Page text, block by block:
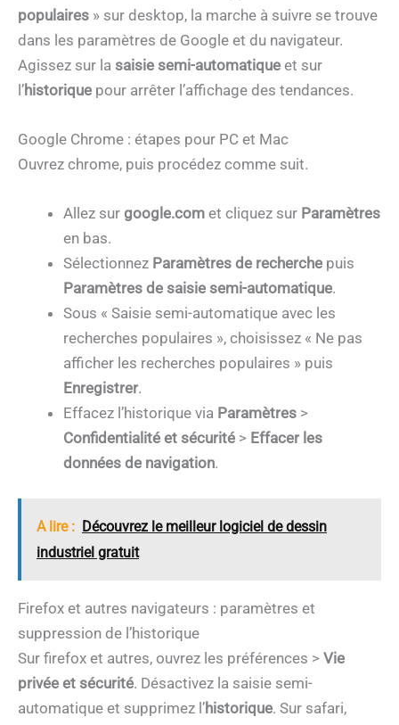
populaires » sur desktop, la marche à suivre se trouve
dans les paramètres de Google et du navigateur.
Agissez sur la saisie semi-automatique et sur
l’historique pour arrêter l’affichage des tendances.
Google Chrome : étapes pour PC et Mac
Ouvrez chrome, puis procédez comme suit.
Allez sur google.com et cliquez sur Paramètres
en bas.
Sélectionnez Paramètres de recherche puis
Paramètres de saisie semi-automatique.
Sous « Saisie semi-automatique avec les
recherches populaires », choisissez « Ne pas
afficher les recherches populaires » puis
Enregistrer.
Effacez l’historique via Paramètres >
Confidentialité et sécurité > Effacer les
données de navigation.
A lire : Découvrez le meilleur logiciel de dessin
industriel gratuit
Firefox et autres navigateurs : paramètres et
suppression de l’historique
Sur firefox et autres, ouvrez les préférences > Vie
privée et sécurité. Désactivez la saisie semi-
automatique et supprimez l’historique. Sur safari,